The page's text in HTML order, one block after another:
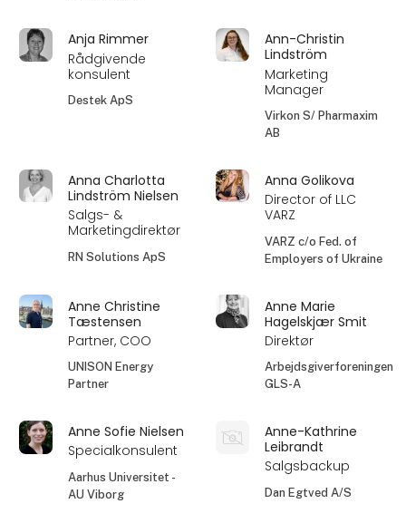
Anja Rimmer
Rådgivende
konsulent
Destek ApS
Ann-Christin
Lindström
Marketing
Manager
Virkon S/ Pharmaxim
AB
Anna Charlotta
Lindström Nielsen
Salgs- &
Marketingdirektør
RN Solutions ApS
Anna Golikova
Director of LLC
VARZ
VARZ c/o Fed. of
Employers of Ukraine
Anne Christine
Tæstensen
Partner, COO
UNISON Energy
Partner
Anne Marie
Hagelskjær Smit
Direktør
Arbejdsgiverforeningen
GLS-A
Anne Sofie Nielsen
Specialkonsulent
Aarhus Universitet -
AU Viborg
Anne-Kathrine
Leibrandt
Salgsbackup
Dan Egtved A/S